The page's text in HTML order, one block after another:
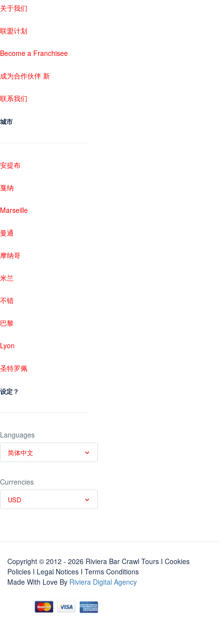
关于我们
联盟计划
Become a Franchisee
成为合作伙伴 新
联系我们
城市
安提布
戛纳
Marseille
曼通
摩纳哥
米兰
不错
巴黎
Lyon
圣特罗佩
设定？
Languages
简体中文
Currencies
USD
Copyright © 2012 - 2026 Riviera Bar Crawl Tours I Cookies
Policies I Legal Notices I Terms Conditions
Made With Love By Riviera Digital Agency